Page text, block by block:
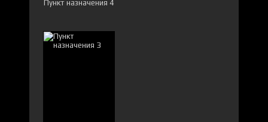
Пункт назначения 4